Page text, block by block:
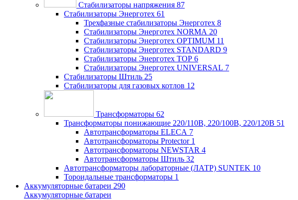
Стабилизаторы напряжения 87
Стабилизаторы Энерготех 61
Трехфазные стабилизаторы Энерготех 8
Стабилизаторы Энерготех NORMA 20
Стабилизаторы Энерготех OPTIMUM 11
Стабилизаторы Энерготех STANDARD 9
Стабилизаторы Энерготех TOP 6
Стабилизаторы Энерготех UNIVERSAL 7
Стабилизаторы Штиль 25
Стабилизаторы для газовых котлов 12
Трансформаторы 62
Трансформаторы понижающие 220/110В, 220/100В, 220/120В 51
Автотрансформаторы ELECA 7
Автотрансформаторы Protector 1
Автотрансформаторы NEWSTAR 4
Автотрансформаторы Штиль 32
Автотрансформаторы лабораторные (ЛАТР) SUNTEK 10
Тороидальные трансформаторы 1
Аккумуляторные батареи 290
Аккумуляторные батареи